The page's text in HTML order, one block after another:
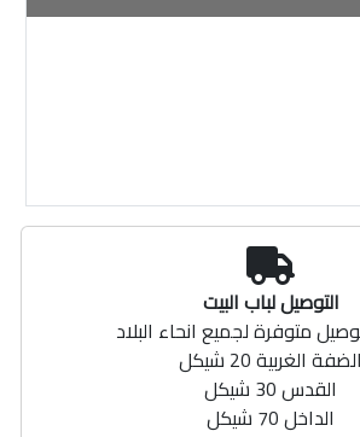
التوصيل لباب البيت
متوفرة لجميع انحاء البلاد
الضفة الغربية 20 شيكل
القدس 30 شيكل
الداخل 70 شيكل